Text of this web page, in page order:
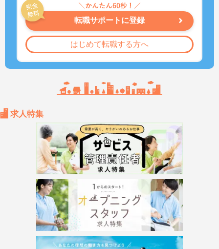
転職サポートに登録
はじめて転職する方へ
求人特集